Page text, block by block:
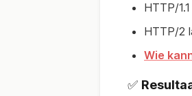
HTTP/
HTTP/2
Wie
✅